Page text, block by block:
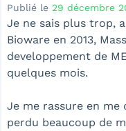
Publié le 29 décembre
Je ne sais plus trop,
Bioware en 2013,
developpement de
quelques mois.
Je me rassure en me
perdu beaucoup de